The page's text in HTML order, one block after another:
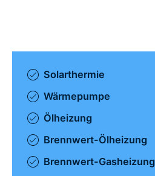
Solarthermie
Wärmepumpe
Ölheizung
Brennwert-Ölheizung
Brennwert-Gasheizung